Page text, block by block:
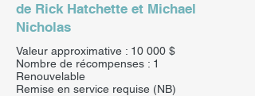
de Rick Hatchette et Michael
Nicholas
Valeur approximative : 10 000 $
Nombre de récompenses : 1
Renouvelable
Remise en service requise (NB)